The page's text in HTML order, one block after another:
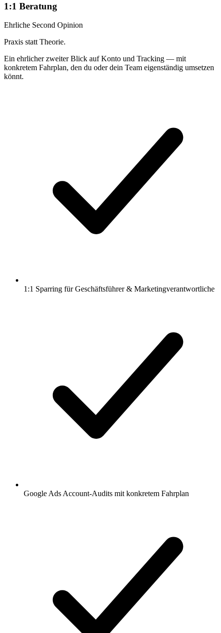
1:1 Beratung
Ehrliche Second Opinion
Praxis statt Theorie.
Ein ehrlicher zweiter Blick auf Konto und Tracking — mit
konkretem Fahrplan, den du oder dein Team eigenständig umsetzen
könnt.
1:1 Sparring für Geschäftsführer & Marketingverantwortliche
Google Ads Account-Audits mit konkretem Fahrplan